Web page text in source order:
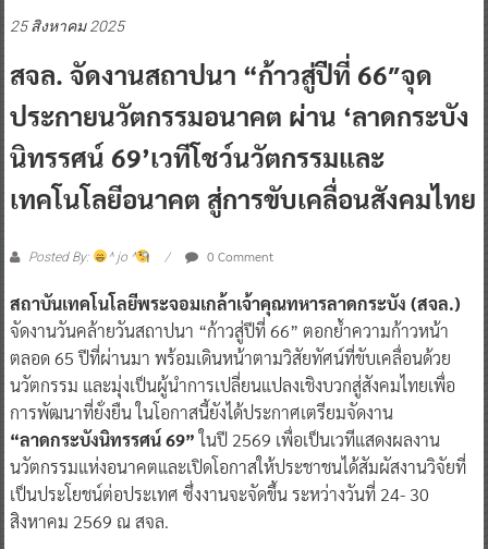
25 สิงหาคม 2025
สจล. จัดงานสถาปนา “ก้าวสู่ปีที่ 66″จุด
ประกายนวัตกรรมอนาคต ผ่าน ‘ลาดกระบัง
นิทรรศน์ 69’เวทีโชว์นวัตกรรมและ
เทคโนโลยีอนาคต สู่การขับเคลื่อนสังคมไทย
Posted By: ^ jo ^ 0 Comment
สถาบันเทคโนโลยีพระจอมเกล้าเจ้าคุณทหารลาดกระบัง (สจล.)
จัดงานวันคล้ายวันสถาปนา “ก้าวสู่ปีที่ 66” ตอกย้ำความก้าวหน้า
ตลอด 65 ปีที่ผ่านมา พร้อมเดินหน้าตามวิสัยทัศน์ที่ขับเคลื่อนด้วย
นวัตกรรม และมุ่งเป็นผู้นำการเปลี่ยนแปลงเชิงบวกสู่สังคมไทยเพื่อ
การพัฒนาที่ยั่งยืน ในโอกาสนี้ยังได้ประกาศเตรียมจัดงาน
“ลาดกระบังนิทรรศน์ 69”ในปี 2569 เพื่อเป็นเวทีแสดงผลงาน
นวัตกรรมแห่งอนาคตและเปิดโอกาสให้ประชาชนได้สัมผัสงานวิจัยที่
เป็นประโยชน์ต่อประเทศ ซึ่งงานจะจัดขึ้น ระหว่างวันที่ 24- 30
สิงหาคม 2569 ณ สจล.